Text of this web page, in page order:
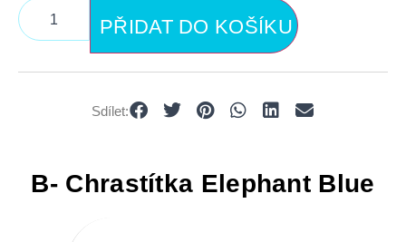
B- Chrastítka Elephant Blue
PŘIDAT DO KOŠÍKU
Sdílet: